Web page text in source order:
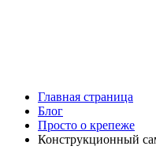
Главная страница
Блог
Просто о крепеже
Конструкционный